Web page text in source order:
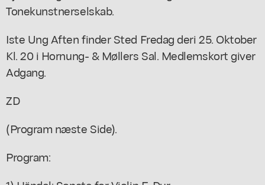
Tonekunstnerselskab.
Iste Ung Aften finder Sted Fredag deri 25. Oktober
Kl. 20 i Hornung- & Møllers Sal. Medlemskort giver
Adgang.
ZD
(Program næste Side).
Program: